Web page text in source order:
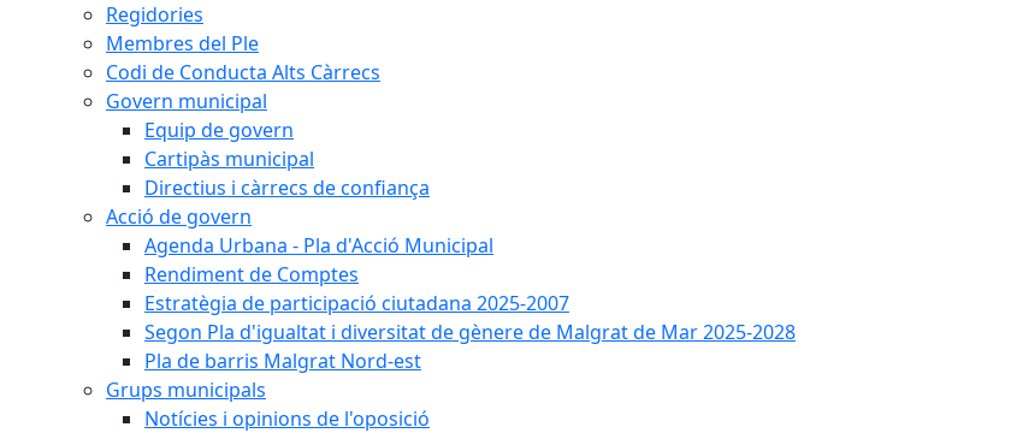
Regidories
Membres del Ple
Codi de Conducta Alts Càrrecs
Govern municipal
Equip de govern
Cartipàs municipal
Directius i càrrecs de confiança
Acció de govern
Agenda Urbana - Pla d'Acció Municipal
Rendiment de Comptes
Estratègia de participació ciutadana 2025-2007
Segon Pla d'igualtat i diversitat de gènere de Malgrat de Mar 2025-2028
Pla de barris Malgrat Nord-est
Grups municipals
Notícies i opinions de l'oposició